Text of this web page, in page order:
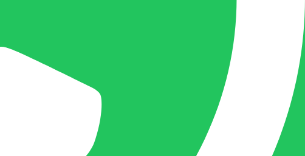
Eigenaar BELOFE Nederland
femke@belofe.com
+31(0)6 1038 3901
Femke is het aanspreekpunt voor